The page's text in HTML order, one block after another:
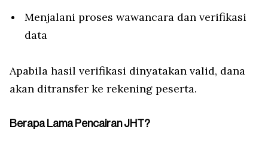
Menjalani proses wawancara dan verifikasi
data
Apabila hasil verifikasi dinyatakan valid, dana
akan ditransfer ke rekening peserta.
Berapa Lama Pencairan JHT?